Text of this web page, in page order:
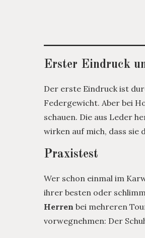
Erster Eindruck
Der erste Eindruck ist
Federgewicht. Aber bei
schauen. Die aus Leder
wirken auf mich, dass sie
Praxistest
Wer schon einmal im
ihrer besten oder
Herren bei mehreren
vorwegnehmen: Der